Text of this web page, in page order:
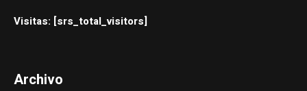
Visitas: [srs_total_visitors]
Archivo